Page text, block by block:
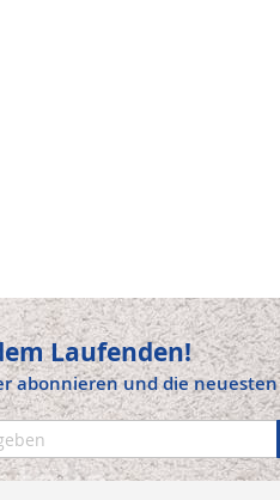
Laufenden!
abonnieren und die